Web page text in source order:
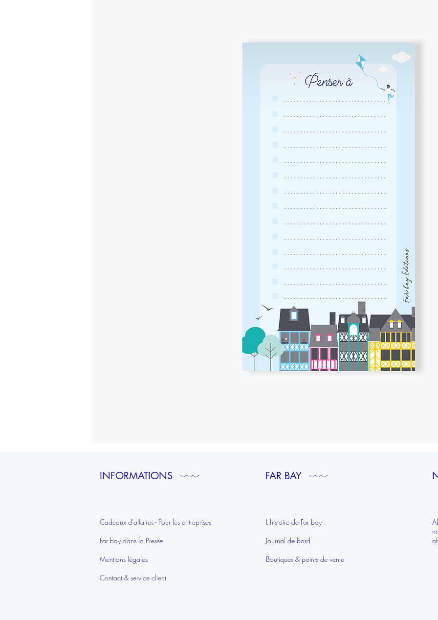
INFORMATIONS
Cadeaux d'affaires - Pour les entreprises
Far bay dans la Presse
Mentions légales
Contact & service client
FAR BAY
L'histoire de Far bay
Journal de bord
Boutiques & points de vente